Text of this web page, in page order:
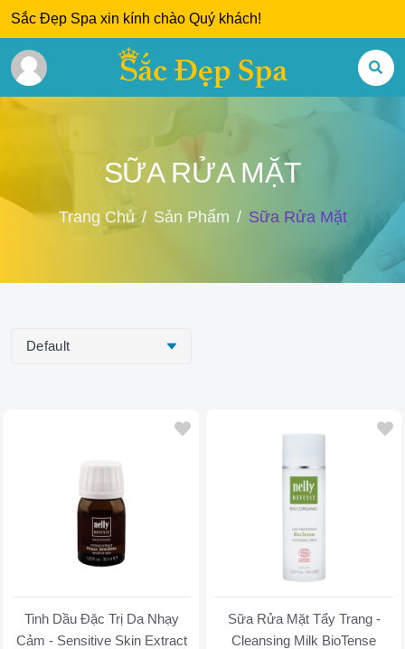
Sắc Đẹp Spa xin kính chào Quý khách!
SỮA RỬA MẶT
Trang Chủ Sản Phẩm Sữa Rửa Mặt
Tinh Dầu Đặc Trị Da Nhạy
Cảm - Sensitive Skin Extract
Sữa Rửa Mặt Tẩy Trang -
Cleansing Milk BioTense